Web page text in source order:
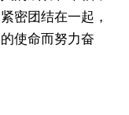
密团结在一起，
使命而努力奋